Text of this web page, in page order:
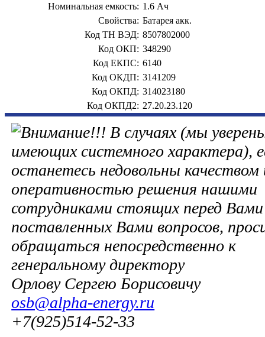
Номинальная емкость: 1.6 Ач
Свойства: Батарея акк.
Код ТН ВЭД: 8507802000
Код ОКП: 348290
Код ЕКПС: 6140
Код ОКДП: 3141209
Код ОКПД: 314023180
Код ОКПД2: 27.20.23.120
В случаях (мы
имеющих системного характера),
останетесь недовольны качеством
оперативностью решения нашими
сотрудниками стоящих перед Вами
поставленных Вами вопросов,
обращаться непосредственно к
генеральному директору
Орлову Сергею Борисовичу
osb@alpha-energy.ru
+7(925)514-52-33